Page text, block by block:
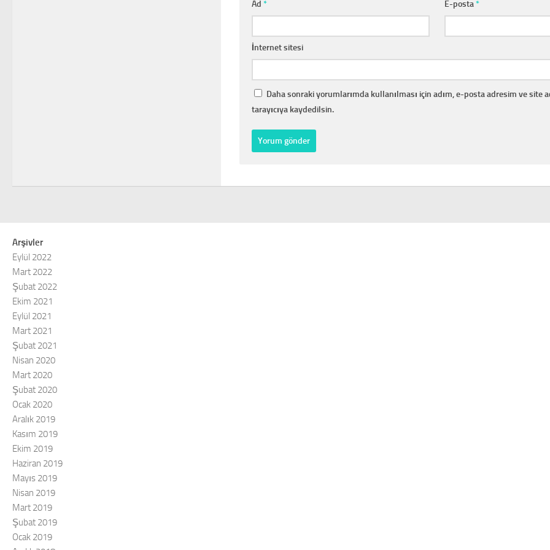
Ad * E-posta*
İnternet sitesi
Daha sonraki yorumlarımda kullanılması için adım, e-posta adresim ve site
tarayıcıya kaydedilsin.
Arşivler
Eylül 2022
Mart 2022
Şubat 2022
Ekim 2021
Eylül 2021
Mart 2021
Şubat 2021
Nisan 2020
Mart 2020
Şubat 2020
Ocak 2020
Aralık 2019
Kasım 2019
Ekim 2019
Haziran 2019
Mayıs 2019
Nisan 2019
Mart 2019
Şubat 2019
Ocak 2019